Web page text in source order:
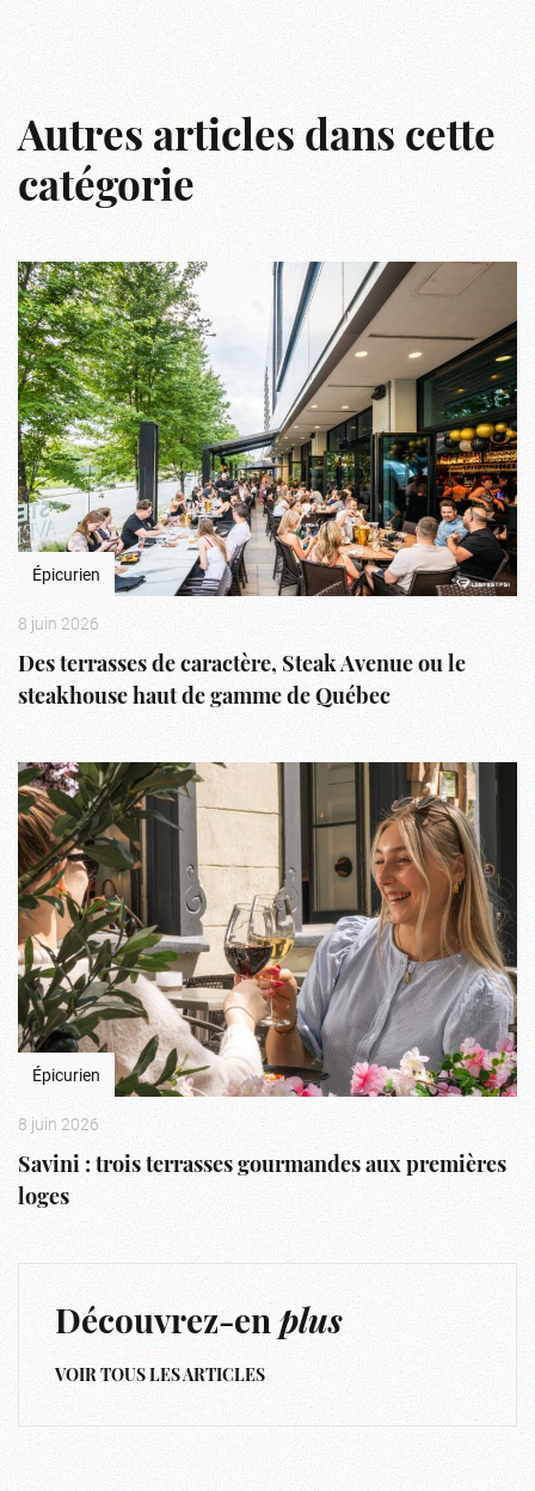
Autres articles dans cette
catégorie
Épicurien
8 juin 2026
Des terrasses de caractère, Steak Avenue ou le
steakhouse haut de gamme de Québec
Épicurien
8 juin 2026
Savini : trois terrasses gourmandes aux premières
loges
Découvrez-enplus
VOIR TOUS LES ARTICLES